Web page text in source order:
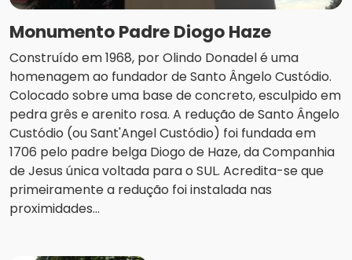
Monumento Padre Diogo Haze
Construído em 1968, por Olindo Donadel é uma
homenagem ao fundador de Santo Ângelo Custódio.
Colocado sobre uma base de concreto, esculpido em
pedra grês e arenito rosa. A redução de Santo Ângelo
Custódio (ou Sant'Angel Custódio) foi fundada em
1706 pelo padre belga Diogo de Haze, da Companhia
de Jesus única voltada para o SUL. Acredita-se que
primeiramente a redução foi instalada nas
proximidades...